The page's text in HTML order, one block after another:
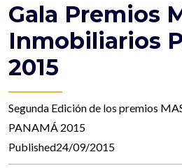
Gala Premios
Inmobiliarios
2015
Segunda Edición de los premios
PANAMÁ 2015
Published24/09/2015